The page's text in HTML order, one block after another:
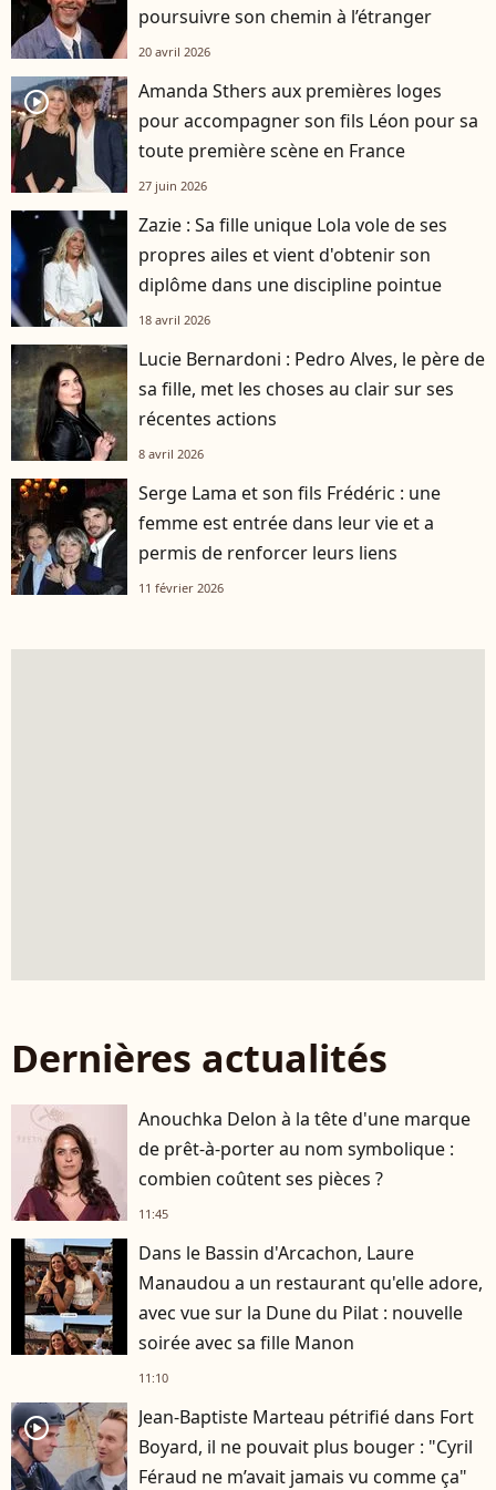
poursuivre son chemin à l’étranger
20 avril 2026
player2
Amanda Sthers aux premières loges
pour accompagner son fils Léon pour sa
toute première scène en France
27 juin 2026
Zazie : Sa fille unique Lola vole de ses
propres ailes et vient d'obtenir son
diplôme dans une discipline pointue
18 avril 2026
Lucie Bernardoni : Pedro Alves, le père de
sa fille, met les choses au clair sur ses
récentes actions
8 avril 2026
Serge Lama et son fils Frédéric : une
femme est entrée dans leur vie et a
permis de renforcer leurs liens
11 février 2026
Dernières actualités
Anouchka Delon à la tête d'une marque
de prêt-à-porter au nom symbolique :
combien coûtent ses pièces ?
11:45
Dans le Bassin d'Arcachon, Laure
Manaudou a un restaurant qu'elle adore,
avec vue sur la Dune du Pilat : nouvelle
soirée avec sa fille Manon
11:10
player2
Jean-Baptiste Marteau pétrifié dans Fort
Boyard, il ne pouvait plus bouger : "Cyril
Féraud ne m’avait jamais vu comme ça"